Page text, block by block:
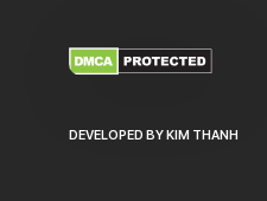
DEVELOPED BY KIM THANH
XEM THÊM